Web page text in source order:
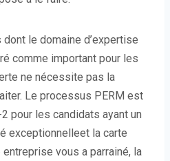
s
u
e
n
u
le domaine d’expertise
comme important pour les
ne nécessite pas la
Le processus PERM est
pour les candidats ayant un
exceptionnelleet la carte
vous a parrainé, la